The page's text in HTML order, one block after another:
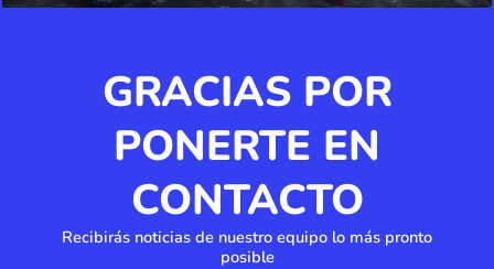
GRACIAS POR
PONERTE EN
CONTACTO
Recibirás noticias de nuestro equipo lo más pronto
posible